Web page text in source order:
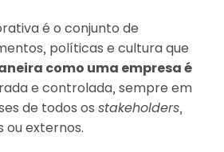
é o conjunto de
políticas e cultura que
como uma empresa é
e controlada, sempre em
de todos os stakeholders,
ou externos.